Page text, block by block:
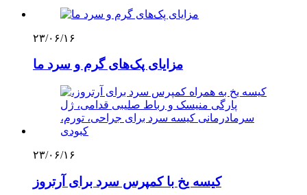
۲۳/۰۶/۱۶
مزایای پک‌های گرم و سرد ما
۲۳/۰۶/۱۶
کیسه یخ با کمپرس سرد برای آرتروز